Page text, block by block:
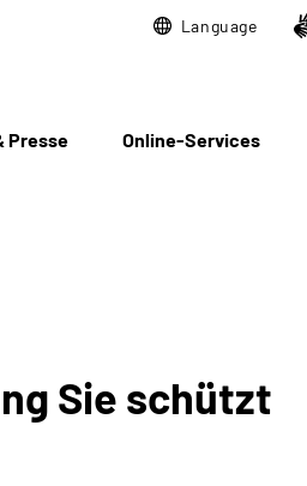
Language
Presse Online-Services
Sie schützt